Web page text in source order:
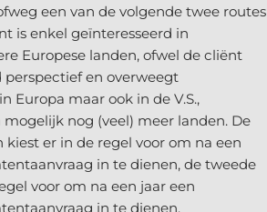
een van de volgende twee routes
is enkel geïnteresseerd in
Europese landen, ofwel de cliënt
en overweegt
Europa maar ook in de V.S.,
nog (veel) meer landen. De
er in de regel voor om na een
in te dienen, de tweede
voor om na een jaar een
in te dienen.